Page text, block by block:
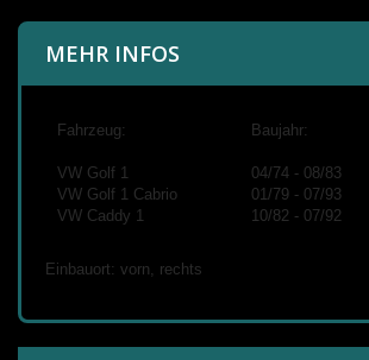
MEHR INFOS
Fahrzeug: Baujahr:
VW Golf 1
VW Golf 1 Cabrio
VW Caddy 1
04/74 - 08/83
01/79 - 07/93
10/82 - 07/92
Einbauort: vorn, rechts